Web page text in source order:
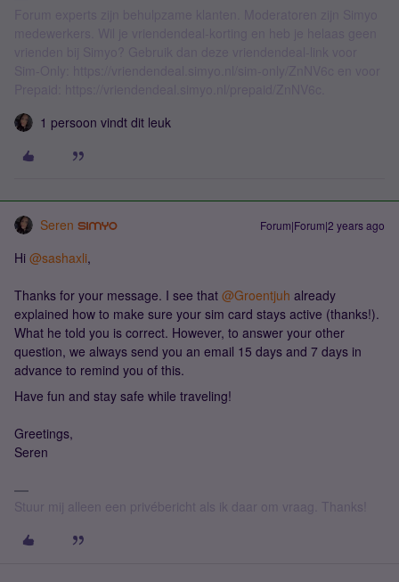
1 persoon vindt dit leuk
Seren Forum|Forum|2 years ago
Hi @sashaxli,
Thanks for your message. I see that @Groentjuh already
explained how to make sure your sim card stays active (thanks!).
What he told you is correct. However, to answer your other
question, we always send you an email 15 days and 7 days in
advance to remind you of this.
Have fun and stay safe while traveling!
Greetings,
Seren
Stuur mij alleen een privébericht als ik daar om vraag. Thanks!